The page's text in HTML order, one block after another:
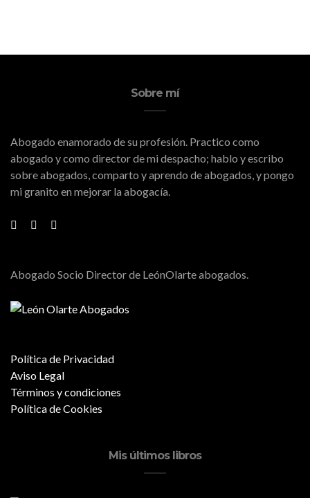
Sobre mí
Abogado enamorado de su profesión. Practico como
abogado y como director de mi despacho; hablo y escribo
sobre abogados, comparto y aprendo de abogados, y pongo
mi granito en mejorar la abogacía.
Abogado Socio Director de LeónOlarte abogados.
Política de Privacidad
Aviso Legal
Términos y condiciones
Política de Cookies
Mis últimos libros